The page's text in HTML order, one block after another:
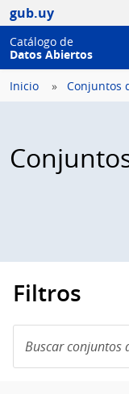
gub.uy
Catálogo de
Datos Abiertos
Inicio Conjuntos
Filtros
conjuntos
de